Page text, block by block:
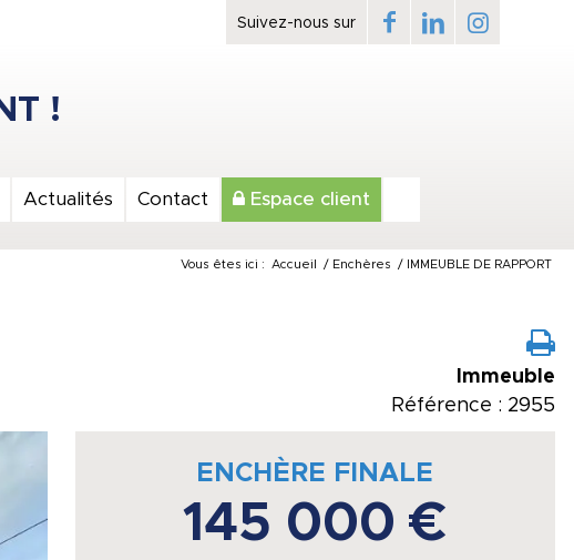
Actualités Contact Espace client
Vous êtes ici : Accueil / Enchères / IMMEUBLE DE RAPPORT
Immeuble
Référence : 2955
ENCHÈRE FINALE
145 000 €